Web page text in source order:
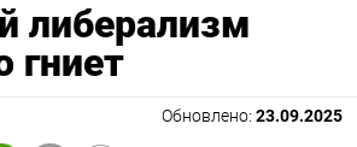
либерализм
гниет
Обновлено: 23.09.2025